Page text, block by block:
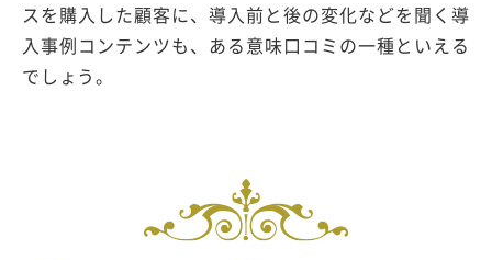
スを購入した顧客に、導入前と後の変化などを聞く導
入事例コンテンツも、ある意味口コミの一種といえる
でしょう。